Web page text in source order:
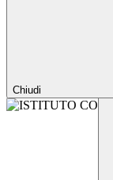
Chiudi